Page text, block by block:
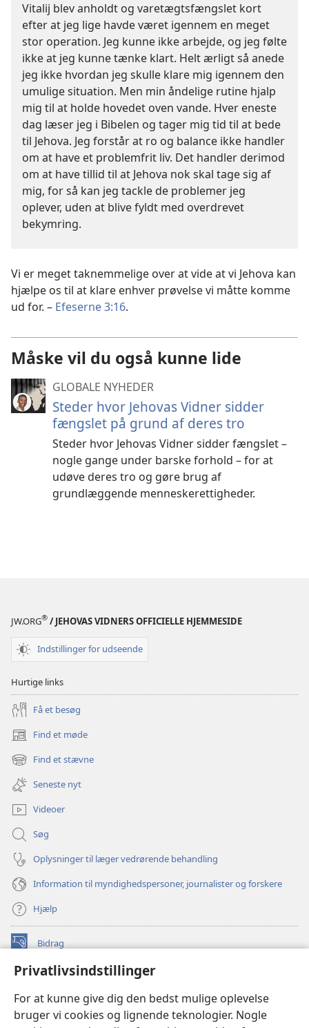
Privatlivsindstillinger
For at kunne give dig den bedst mulige oplevelse
bruger vi cookies og lignende teknologier. Nogle
Vitalij blev anholdt og varetægtsfængslet kort
efter at jeg lige havde været igennem en meget
stor operation. Jeg kunne ikke arbejde, og jeg følte
ikke at jeg kunne tænke klart. Helt ærligt så anede
jeg ikke hvordan jeg skulle klare mig igennem den
umulige situation. Men min åndelige rutine hjalp
mig til at holde hovedet oven vande. Hver eneste
dag læser jeg i Bibelen og tager mig tid til at bede
til Jehova. Jeg forstår at ro og balance ikke handler
om at have et problemfrit liv. Det handler derimod
om at have tillid til at Jehova nok skal tage sig af
mig, for så kan jeg tackle de problemer jeg
oplever, uden at blive fyldt med overdrevet
bekymring.
Vi er meget taknemmelige over at vide at vi Jehova kan
hjælpe os til at klare enhver prøvelse vi måtte komme
ud for. – Efeserne 3:16.
Måske vil du også kunne lide
GLOBALE NYHEDER
Steder hvor Jehovas Vidner sidder
fængslet på grund af deres tro
Steder hvor Jehovas Vidner sidder fængslet –
nogle gange under barske forhold – for at
udøve deres tro og gøre brug af
grundlæggende menneskerettigheder.
JW.ORG® / JEHOVAS VIDNERS OFFICIELLE HJEMMESIDE
Indstillinger for udseende
Hurtige links
Få et besøg
Find et møde
(åbner
nyt
vindue)
Find et stævne
(åbner
nyt
vindue)
Seneste nyt
Videoer
Søg
Oplysninger til læger vedrørende behandling
Information til myndighedspersoner, journalister og forskere
Hjælp
Bidrag
(åbner
vindue)Watchtower ONLINE LIBRARY™
nyt
vindue)JW Hub
(åbner